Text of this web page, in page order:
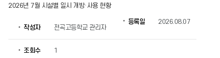
설
안
2026년 7월 시설별 일시 개방·사용 현황
작성자 전곡고등학교 관리자
등록일 2026.08.07
조회수 1